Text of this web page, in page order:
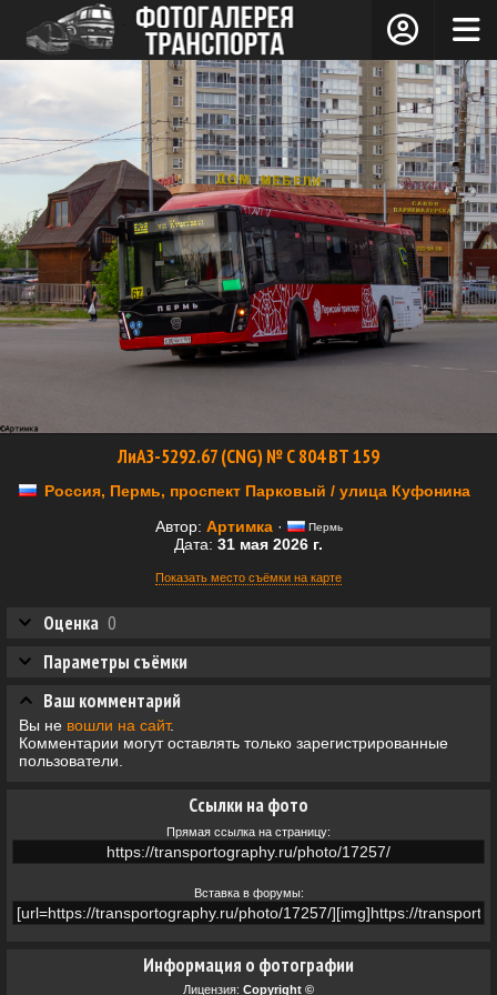
ЛиАЗ-5292.67 (CNG) № С 804 ВТ 159
Россия, Пермь, проспект Парковый / улица Куфонина
Автор: Артимка· Пермь
Дата: 31 мая 2026 г.
Показать место съёмки на карте
Информация о фотографии
Лицензия: Copyright ©
Оценка 0
Ссылки на фото
Прямая ссылка на страницу:
Вставка в форумы:
Параметры съёмки
Ваш комментарий
Вы не вошли на сайт.
Комментарии могут оставлять только зарегистрированные
пользователи.